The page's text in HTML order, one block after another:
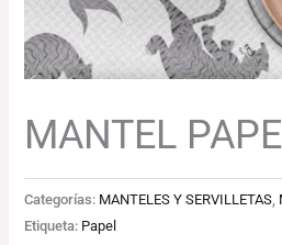
MANTEL
Categorías: MANTELES Y SERVILLETAS
Etiqueta: Papel